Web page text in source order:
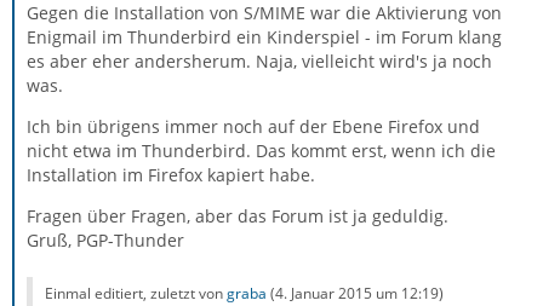
Gegen die Installation von S/MIME war die Aktivierung von
Enigmail im Thunderbird ein Kinderspiel - im Forum klang
es aber eher andersherum. Naja, vielleicht wird's ja noch
was.
Ich bin übrigens immer noch auf der Ebene Firefox und
nicht etwa im Thunderbird. Das kommt erst, wenn ich die
Installation im Firefox kapiert habe.
Fragen über Fragen, aber das Forum ist ja geduldig.
Gruß, PGP-Thunder
Einmal editiert, zuletzt vongraba (4. Januar 2015 um 12:19)